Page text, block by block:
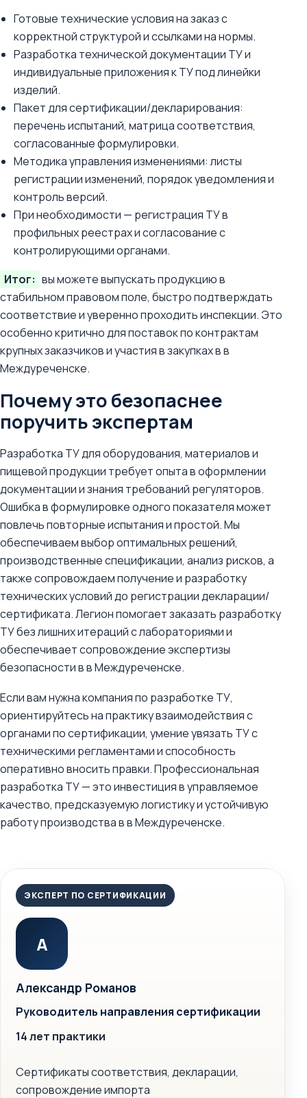
Готовые технические условия на заказ с
корректной структурой и ссылками на нормы.
Разработка технической документации ТУ и
индивидуальные приложения к ТУ под линейки
изделий.
Пакет для сертификации/декларирования:
перечень испытаний, матрица соответствия,
согласованные формулировки.
Методика управления изменениями: листы
регистрации изменений, порядок уведомления и
контроль версий.
При необходимости — регистрация ТУ в
профильных реестрах и согласование с
контролирующими органами.
Итог: вы можете выпускать продукцию в
стабильном правовом поле, быстро подтверждать
соответствие и уверенно проходить инспекции. Это
особенно критично для поставок по контрактам
крупных заказчиков и участия в закупках в в
Междуреченске.
Почему это безопаснее
поручить экспертам
Разработка ТУ для оборудования, материалов и
пищевой продукции требует опыта в оформлении
документации и знания требований регуляторов.
Ошибка в формулировке одного показателя может
повлечь повторные испытания и простой. Мы
обеспечиваем выбор оптимальных решений,
производственные спецификации, анализ рисков, а
также сопровождаем получение и разработку
технических условий до регистрации декларации/
сертификата. Легион помогает заказать разработку
ТУ без лишних итераций с лабораториями и
обеспечивает сопровождение экспертизы
безопасности в в Междуреченске.
Если вам нужна компания по разработке ТУ,
ориентируйтесь на практику взаимодействия с
органами по сертификации, умение увязать ТУ с
техническими регламентами и способность
оперативно вносить правки. Профессиональная
разработка ТУ — это инвестиция в управляемое
качество, предсказуемую логистику и устойчивую
работу производства в в Междуреченске.
ЭКСПЕРТ ПО СЕРТИФИКАЦИИ
А
Александр Романов
Руководитель направления сертификации
14 лет практики
Сертификаты соответствия, декларации,
сопровождение импорта